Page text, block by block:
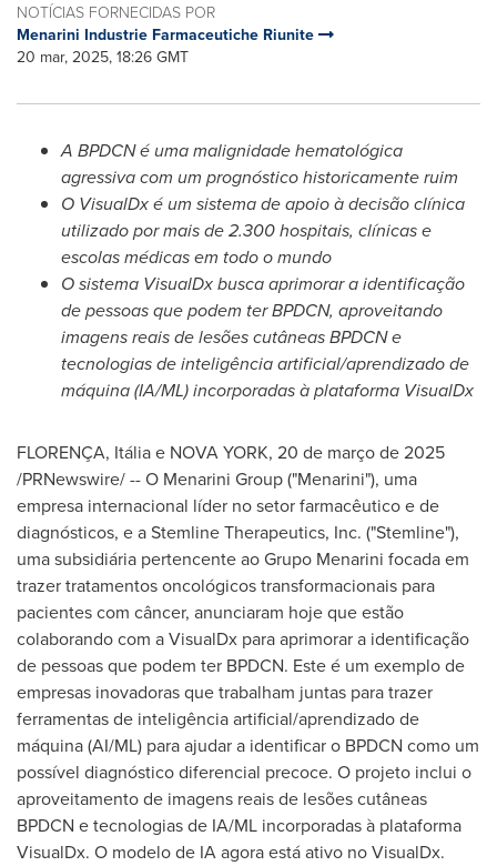
NOTÍCIAS FORNECIDAS POR
Menarini Industrie Farmaceutiche Riunite
20 mar, 2025, 18:26 GMT
A BPDCN é uma malignidade hematológica
agressiva com um prognóstico historicamente ruim
O VisualDx é um sistema de apoio à decisão clínica
utilizado por mais de 2.300 hospitais, clínicas e
escolas médicas em todo o mundo
O sistema VisualDx busca aprimorar a identificação
de pessoas que podem ter BPDCN, aproveitando
imagens reais de lesões cutâneas BPDCN e
tecnologias de inteligência artificial/aprendizado de
máquina (IA/ML) incorporadas à plataforma VisualDx
FLORENÇA, Itália e NOVA YORK, 20 de março de 2025
/PRNewswire/ -- O Menarini Group ("Menarini"), uma
empresa internacional líder no setor farmacêutico e de
diagnósticos, e a Stemline Therapeutics, Inc. ("Stemline"),
uma subsidiária pertencente ao Grupo Menarini focada em
trazer tratamentos oncológicos transformacionais para
pacientes com câncer, anunciaram hoje que estão
colaborando com a VisualDx para aprimorar a identificação
de pessoas que podem ter BPDCN. Este é um exemplo de
empresas inovadoras que trabalham juntas para trazer
ferramentas de inteligência artificial/aprendizado de
máquina (AI/ML) para ajudar a identificar o BPDCN como um
possível diagnóstico diferencial precoce. O projeto inclui o
aproveitamento de imagens reais de lesões cutâneas
BPDCN e tecnologias de IA/ML incorporadas à plataforma
VisualDx. O modelo de IA agora está ativo no VisualDx.